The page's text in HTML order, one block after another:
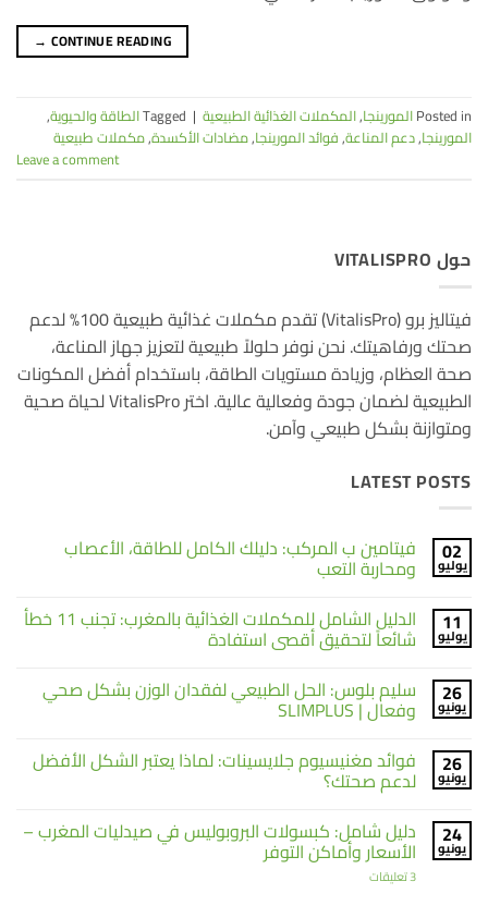
CONTINUE READING
→
Posted inالمورينجا,المكملات الغذائية الطبيعية |
Taggedالطاقة والحيوية,
المورينجا,دعم المناعة,فوائد المورينجا,مضادات الأكسدة,مكملات طبيعية
Leave a comment
حول VITALISPRO
فيتاليز برو (VitalisPro) تقدم مكملات غذائية طبيعية 100% لدعم
صحتك ورفاهيتك. نحن نوفر حلولاً طبيعية لتعزيز جهاز المناعة،
صحة العظام، وزيادة مستويات الطاقة، باستخدام أفضل المكونات
الطبيعية لضمان جودة وفعالية عالية. اختر VitalisPro لحياة صحية
ومتوازنة بشكل طبيعي وآمن.
LATEST POSTS
02
يوليو
فيتامين ب المركب: دليلك الكامل للطاقة، الأعصاب
ومحاربة التعب
توجد
تعليقات
على
فيتامين
دليلك
الكامل
للطاقة،
ومحاربة
التعب
11
يوليو
الدليل الشامل للمكملات الغذائية بالمغرب: تجنب 11 خطأ
شائعاً لتحقيق أقصى استفادة
توجد
تعليقات
على
الدليل
للمكملات
الغذائية
بالمغرب:
تجنب
شائعاً
لتحقيق
أقصى
استفادة
26
يونيو
سليم بلوس: الحل الطبيعي لفقدان الوزن بشكل صحي
وفعال | SLIMPLUS
توجد
تعليقات
على
سليم
الطبيعي
لفقدان
الوزن
بشكل
صحي
26
يونيو
فوائد مغنيسيوم جلايسينات: لماذا يعتبر الشكل الأفضل
لدعم صحتك؟
توجد
تعليقات
على
فوائد
مغنيسيوم
جلايسينات:
24
يونيو
دليل شامل: كبسولات البروبوليس في صيدليات المغرب –
الأسعار وأماكن التوفر
3 تعليقات على